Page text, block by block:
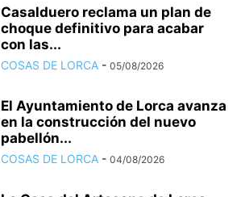
Casalduero reclama un plan de
choque definitivo para acabar
con las...
COSAS DE LORCA - 05/08/2026
El Ayuntamiento de Lorca avanza
en la construcción del nuevo
pabellón...
COSAS DE LORCA - 04/08/2026